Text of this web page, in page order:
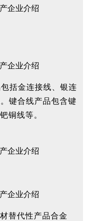
括金连接线、银连
键合线产品包含键
铜线等。
替代性产品合金